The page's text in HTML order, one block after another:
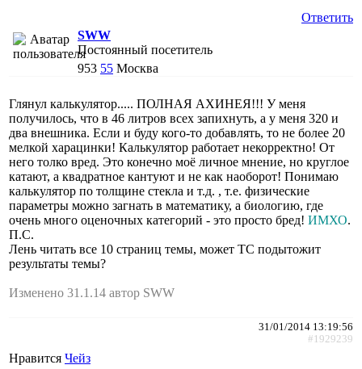
Ответить
SWW
Постоянный посетитель
953 55 Москва
Глянул калькулятор..... ПОЛНАЯ АХИНЕЯ!!! У меня
получилось, что в 46 литров всех запихнуть, а у меня 320 и
два внешника. Если и буду кого-то добавлять, то не более 20
мелкой харацинки! Калькулятор работает некорректно! От
него толко вред. Это конечно моё личное мнение, но круглое
катают, а квадратное кантуют и не как наоборот! Понимаю
калькулятор по толщине стекла и т.д. , т.е. физические
параметры можно загнать в математику, а биологию, где
очень много оценочных категорий - это просто бред! ИМХО.
П.С.
Лень читать все 10 страниц темы, может ТС подытожит
результаты темы?
Изменено 31.1.14 автор SWW
31/01/2014 13:19:56
#1929239
Нравится Чейз